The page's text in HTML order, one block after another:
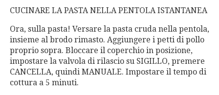
CUCINARE LA PASTA NELLA PENTOLA ISTANTANEA
Ora, sulla pasta! Versare la pasta cruda nella pentola,
insieme al brodo rimasto. Aggiungere i petti di pollo
proprio sopra. Bloccare il coperchio in posizione,
impostare la valvola di rilascio su SIGILLO, premere
CANCELLA, quindi MANUALE. Impostare il tempo di
cottura a 5 minuti.